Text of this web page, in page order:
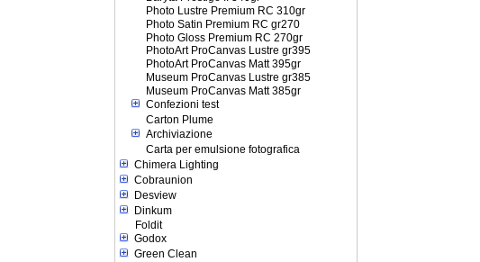
Photo Lustre Premium RC 310gr
Photo Satin Premium RC gr270
Photo Gloss Premium RC 270gr
PhotoArt ProCanvas Lustre gr395
PhotoArt ProCanvas Matt 395gr
Museum ProCanvas Lustre gr385
Museum ProCanvas Matt 385gr
Confezioni test
Carton Plume
Archiviazione
Carta per emulsione fotografica
Chimera Lighting
Cobraunion
Desview
Dinkum
Foldit
Godox
Green Clean